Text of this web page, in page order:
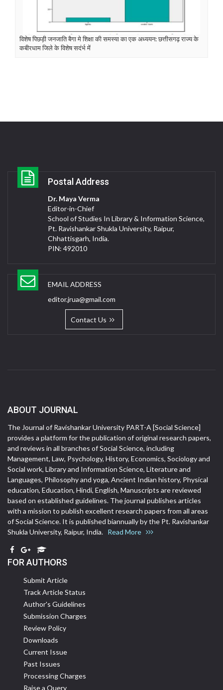
विशेष पिछड़ी जनजाति बैगा मे शिक्षा की समस्या का एक अध्ययन: छत्तीसगढ़ राज्य के
कबीरधाम जिले के विशेष सदंर्भ में
Postal Address
Dr. Maya Verma
Editor-in-Chief
School of Studies In Library & Information Science,
Pt. Ravishankar Shukla University, Raipur,
Chhattisgarh, India.
PIN: 492010
EMAIL ADDRESS
editor.jrua@gmail.com
Contact Us
ABOUT JOURNAL
The Journal of Ravishankar University PART-A [Social Science]
provides a platform for the publication of original research papers,
and reviews in all branches of Social Science, including
Management, Law, Psychology, History, Economics, Sociology and
Social work, Library and Information Science, Literature and
Languages, Philosophy and yoga, Ancient Indian history, Physical
education, Education, Hindi, English, Manuscripts are reviewed
based on established guidelines. The journal publishes articles
with a mission to publish excellent research papers from all areas
of Social Science. It is published biannually by the Pt. Ravishankar
Shukla University, Raipur, India. Read More
FOR AUTHORS
Submit Article
Track Article Status
Author's Guidelines
Submission Charges
Review Policy
Downloads
Current Issue
Past Issues
Processing Charges
Raise a Query